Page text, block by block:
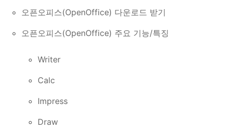
오픈오피스(OpenOffice) 다운로드 받기
오픈오피스(OpenOffice) 주요 기능/특징
Writer
Calc
Impress
Draw